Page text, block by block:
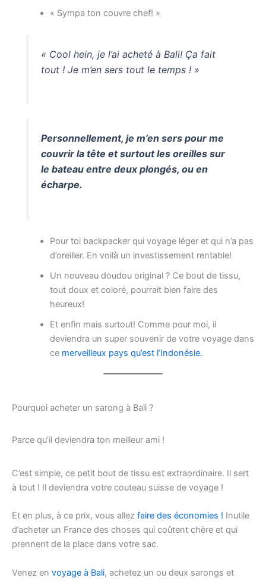
« Sympa ton couvre chef! »
« Cool hein, je l’ai acheté à Bali! Ça fait
tout ! Je m’en sers tout le temps ! »
Personnellement, je m’en sers pour me
couvrir la tête et surtout les oreilles sur
le bateau entre deux plongés, ou en
écharpe.
Pour toi backpacker qui voyage léger et qui n’a pas
d’oreiller. En voilà un investissement rentable!
Un nouveau doudou original ? Ce bout de tissu,
tout doux et coloré, pourrait bien faire des
heureux!
Et enfin mais surtout! Comme pour moi, il
deviendra un super souvenir de votre voyage dans
ce merveilleux pays qu’est l’Indonésie.
Pourquoi acheter un sarong à Bali ?
Parce qu’il deviendra ton meilleur ami !
C’est simple, ce petit bout de tissu est extraordinaire. Il sert
à tout ! Il deviendra votre couteau suisse de voyage !
Et en plus, à ce prix, vous allez faire des économies ! Inutile
d’acheter un France des choses qui coûtent chère et qui
prennent de la place dans votre sac.
Venez en voyage à Bali, achetez un ou deux sarongs et